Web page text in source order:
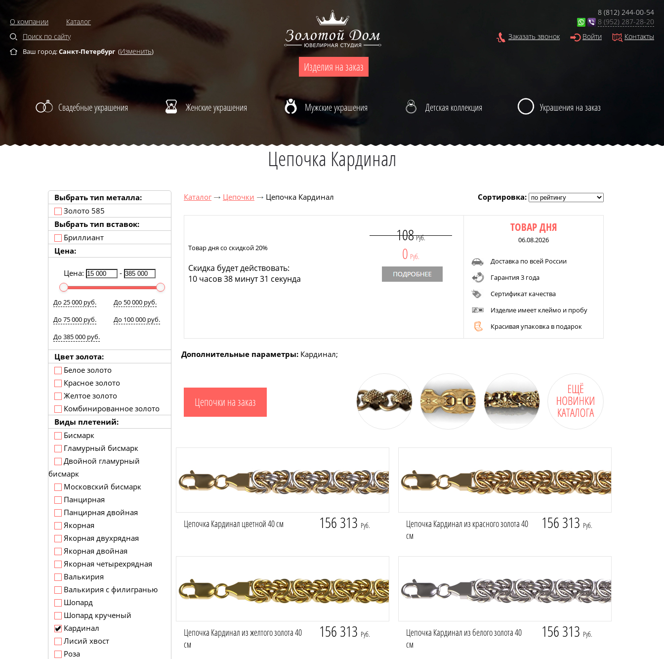
Изделия на заказ
О компании
Каталог
Поиск по сайту
Ваш город:Санкт-Петербург (Изменить)
8 (812) 244-00-54
8 (952) 287-28-20
Заказать звонок
Войти Контакты
Свадебные украшения Женские украшения Мужские украшения Детская коллекция Украшения на заказ
Цепочка Кардинал
Выбрать тип металла:
Золото 585
Выбрать тип вставок:
Бриллиант
Цена:
Цена: -
До 25 000 руб.
До 50 000 руб.
До 75 000 руб.
До 100 000 руб.
До 385 000 руб.
Цвет золота:
Белое золото
Красное золото
Желтое золото
Комбинированное золото
Виды плетений:
Бисмарк
Гламурный бисмарк
Двойной гламурный
бисмарк
Московский бисмарк
Панцирная
Панцирная двойная
Якорная
Якорная двухрядная
Якорная двойная
Якорная четырехрядная
Валькирия
Валькирия с филигранью
Шопард
Шопард крученый
Кардинал
Лисий хвост
Роза
Каталог Цепочки Цепочка Кардинал Сортировка:
Товар дня со скидкой 20%
108Руб.
0 Руб.
Скидка будет действовать:
10 часов 38 минут 30 секунд
ТОВАР ДНЯ
06.08.2026
Доставка по всей России
Гарантия 3 года
Сертификат качества
Изделие имеет клеймо и пробу
Красивая упаковка в подарок
Дополнительные параметры: Кардинал;
Цепочки на заказ
Цепочка Кардинал цветной 40 см 156 313 Руб.
Цепочка Кардинал из красного золота 40
см
156 313 Руб.
Цепочка Кардинал из желтого золота 40
см
156 313 Руб.
Цепочка Кардинал из белого золота 40
см
156 313 Руб.